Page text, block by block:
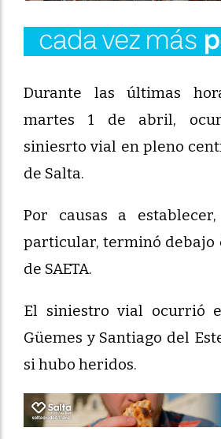
Durante las últimas
martes 1 de abril,
siniesrto vial en pleno
de Salta.
Por causas a
particular, terminó debajo
de SAETA.
El siniestro vial ocurrió
Güemes y Santiago del
si hubo heridos.